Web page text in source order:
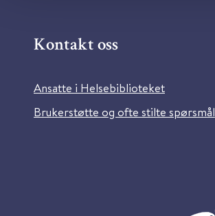
Kontakt oss
Ansatte i Helsebiblioteket
Brukerstøtte og ofte stilte spørsmål